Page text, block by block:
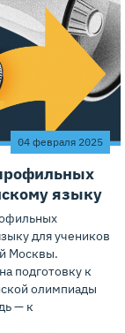
04 февраля 2025
языку
для учеников
Москвы.
подготовку к
олимпиады
— к